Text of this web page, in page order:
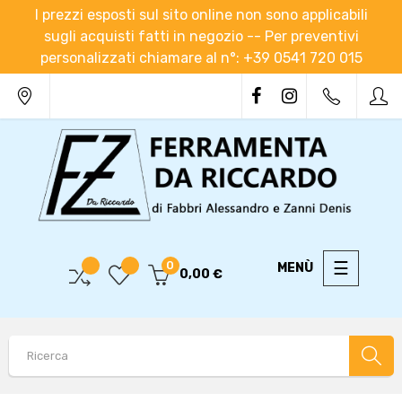
I prezzi esposti sul sito online non sono applicabili
sugli acquisti fatti in negozio -- Per preventivi
personalizzati chiamare al n°: +39 0541 720 015
Toggle
☰
0
0,00 €